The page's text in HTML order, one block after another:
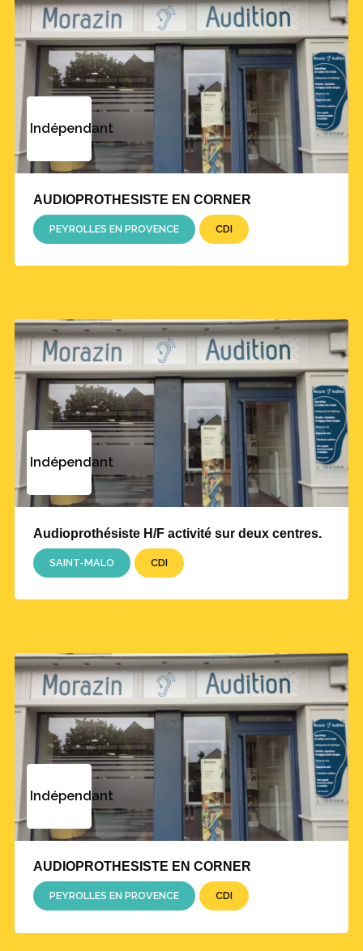
Indépendant
AUDIOPROTHESISTE EN CORNER
PEYROLLES EN PROVENCE CDI
Indépendant
Audioprothésiste H/F activité sur deux centres.
SAINT-MALO CDI
Indépendant
AUDIOPROTHESISTE EN CORNER
PEYROLLES EN PROVENCE CDI